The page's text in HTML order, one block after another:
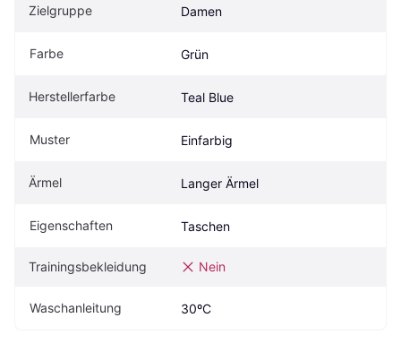
Zielgruppe Damen
Farbe Grün
Herstellerfarbe Teal Blue
Muster Einfarbig
Ärmel Langer Ärmel
Eigenschaften Taschen
Trainingsbekleidung Nein
Waschanleitung 30ºC